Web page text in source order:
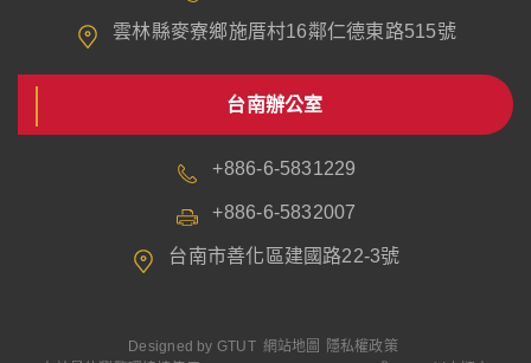
雲林縣麥寮鄉施厝村16鄰仁德東路515號
台南辦公室
+886-6-5831229
+886-6-5832007
台南市善化區建國路22-3號
Designed by GTUT 網站地圖
隱私權政策